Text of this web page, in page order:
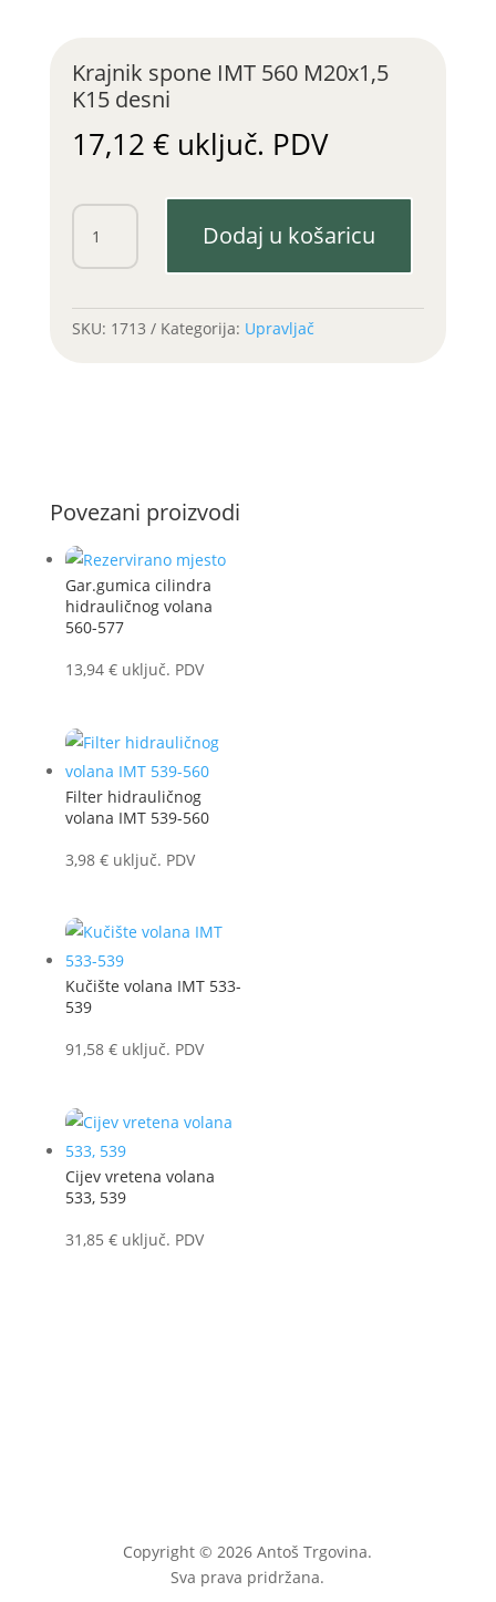
Krajnik spone IMT 560 M20x1,5
K15 desni
17,12 € uključ. PDV
Krajnik
spone
IMT
Dodaj u košaricu
SKU: 1713 Kategorija: Upravljač
Povezani proizvodi
Gar.gumica cilindra
hidrauličnog volana
560-577
13,94 € uključ. PDV
Filter hidrauličnog
volana IMT 539-560
3,98 € uključ. PDV
Kučište volana IMT 533-
539
91,58 € uključ. PDV
Cijev vretena volana
533, 539
31,85 € uključ. PDV
Copyright © 2026 Antoš Trgovina.
Sva prava pridržana.